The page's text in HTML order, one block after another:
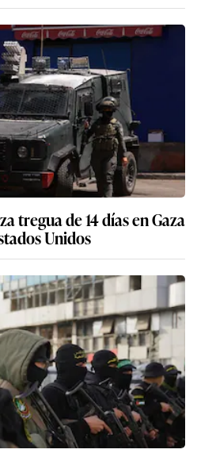
tregua de 14 días en Gaza
Unidos